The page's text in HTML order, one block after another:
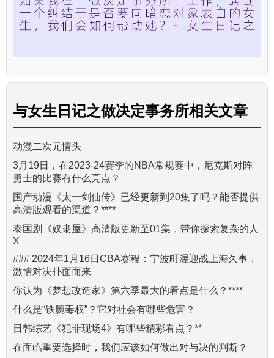
与女生日记之做决定事务所相关文章
动漫二次元情头
3月19日，在2023-24赛季的NBA常规赛中，尼克斯对阵
勇士的比赛有什么亮点？
国产动漫《太一剑仙传》已经更新到20集了吗？能否提供
高清版观看的渠道？****
泰国剧《奴隶屋》高清版更新至01集，带你探索复杂的人
X
### 2024年1月16日CBA赛程：宁波町渥迎战上海久事，
激情对决扑面而来
你认为《梦想改造家》第六季最大的看点是什么？****
什么是“铁腕毒权”？它对社会有哪些危害？
日韩综艺《犯罪现场4》有哪些精彩看点？**
在面临重要选择时，我们应该如何做出对与决的判断？